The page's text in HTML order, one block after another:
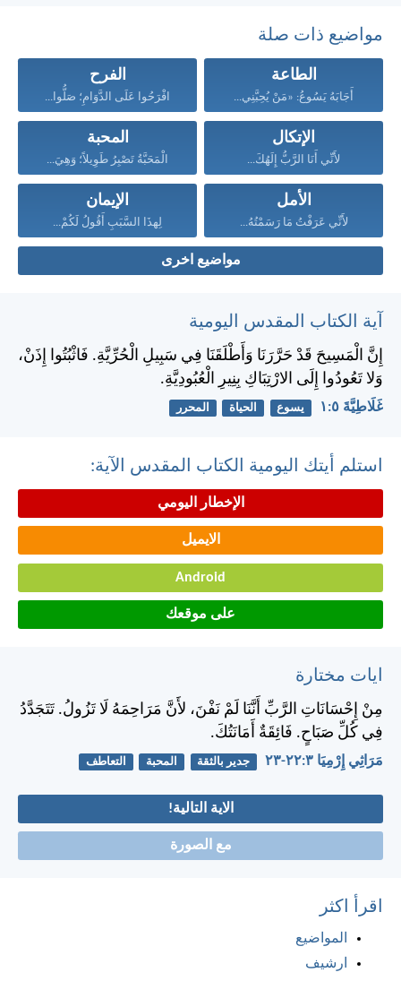
مواضيع ذات صلة
الطاعة
أَجَابَهُ يَسُوعُ: «مَنْ يُحِبَّنِي...
الفرح
افْرَحُوا عَلَى الدَّوَامِ؛ صَلُّوا...
الإتكال
لأَنِّي أَنَا الرَّبُّ إِلَهُكَ...
المحبة
الْمَحَبَّةُ تَصْبِرُ طَوِيلاً؛ وَهِيَ...
الأمل
لأَنِّي عَرَفْتُ مَا رَسَمْتُهُ...
الإيمان
لِهذَا السَّبَبِ أَقُولُ لَكُمْ...
مواضيع اخرى
آية الكتاب المقدس اليومية
إِنَّ الْمَسِيحَ قَدْ حَرَّرَنَا وَأَطْلَقَنَا فِي سَبِيلِ الْحُرِّيَّةِ. فَاثْبُتُوا إِذَنْ،
وَلا تَعُودُوا إِلَى الارْتِبَاكِ بِنِيرِ الْعُبُودِيَّةِ.
غَلَاطِيَّةَ ٥:‏١ يسوع الحياة المحرر
استلم أيتك اليومية الكتاب المقدس الآية:
الإخطار اليومي
الايميل
Android
على موقعك
ايات مختارة
مِنْ إِحْسَانَاتِ الرَّبِّ أَنَّنَا لَمْ نَفْنَ، لأَنَّ مَرَاحِمَهُ لَا تَزُولُ. تَتَجَدَّدُ
فِي كُلِّ صَبَاحٍ. فَائِقَةٌ أَمَانَتُكَ.
مَرَاثِي إِرْمِيَا ٣:‏٢٢-‏٢٣ جدير بالثقة المحبة التعاطف
الاية التالية!
مع الصورة
اقرأ اكثر
المواضيع
ارشيف